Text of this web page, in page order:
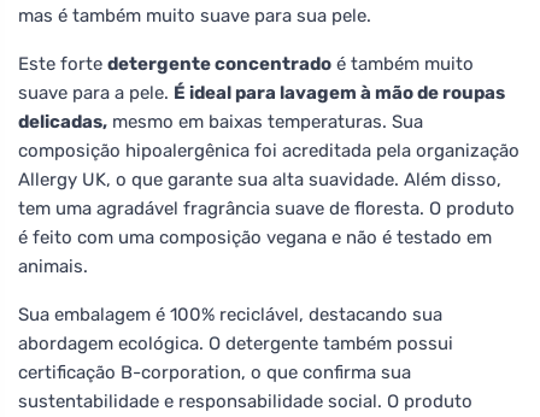
mas é também muito suave para sua pele.
Este forte detergente concentrado é também muito
suave para a pele. É ideal para lavagem à mão de roupas
delicadas, mesmo em baixas temperaturas. Sua
composição hipoalergênica foi acreditada pela organização
Allergy UK, o que garante sua alta suavidade. Além disso,
tem uma agradável fragrância suave de floresta. O produto
é feito com uma composição vegana e não é testado em
animais.
Sua embalagem é 100% reciclável, destacando sua
abordagem ecológica. O detergente também possui
certificação B-corporation, o que confirma sua
sustentabilidade e responsabilidade social. O produto